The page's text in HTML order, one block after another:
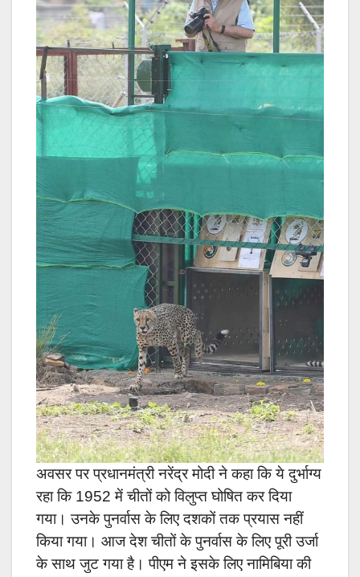
अवसर पर प्रधानमंत्री नरेंद्र मोदी ने कहा कि ये दुर्भाग्य
रहा कि 1952 में चीतों को विलुप्त घोषित कर दिया
गया। उनके पुनर्वास के लिए दशकों तक प्रयास नहीं
किया गया। आज देश चीतों के पुनर्वास के लिए पूरी उर्जा
के साथ जुट गया है। पीएम ने इसके लिए नामिबिया की